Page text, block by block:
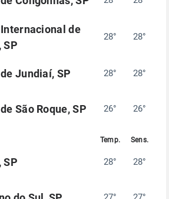
de
SP
28° 28°
Jundiaí, SP 28° 28°
São Roque, SP 26° 26°
SP 28° 28°